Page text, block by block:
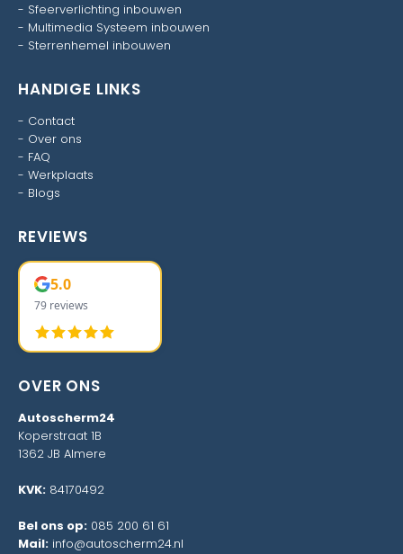
- Sfeerverlichting inbouwen
- Multimedia Systeem inbouwen
- Sterrenhemel inbouwen
HANDIGE LINKS
- Contact
- Over ons
- FAQ
- Werkplaats
- Blogs
REVIEWS
5.0
79 reviews
OVER ONS
Autoscherm24
Koperstraat 1B
1362 JB Almere
KVK: 84170492
Bel ons op: 085 200 61 61
Mail: info@autoscherm24.nl